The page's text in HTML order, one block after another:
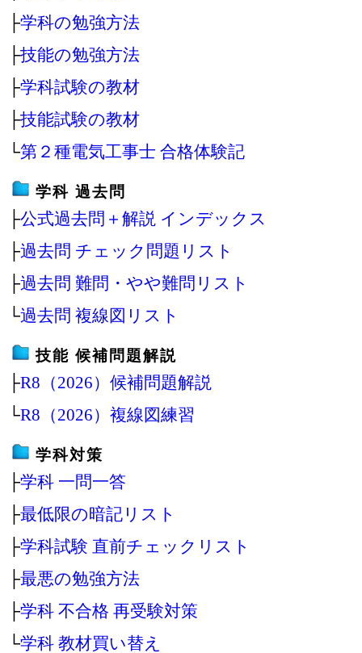
├学科の勉強方法
├技能の勉強方法
├学科試験の教材
├技能試験の教材
└第２種電気工事士 合格体験記
学科 過去問
├公式過去問＋解説 インデックス
├過去問 チェック問題リスト
├過去問 難問・やや難問リスト
└過去問 複線図リスト
技能 候補問題解説
├R8（2026）候補問題解説
└R8（2026）複線図練習
学科対策
├学科 一問一答
├最低限の暗記リスト
├学科試験 直前チェックリスト
├最悪の勉強方法
├学科 不合格 再受験対策
└学科 教材買い替え